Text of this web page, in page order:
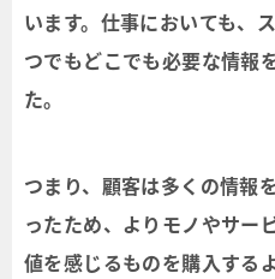
います。仕事においても、
つでもどこでも必要な情報
た。
つまり、顧客は多くの情報
ったため、よりモノやサー
値を感じるものを購入する